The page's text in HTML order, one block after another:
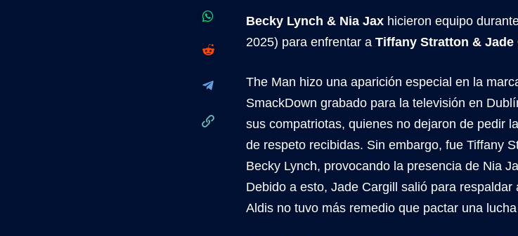
Becky Lynch & Nia Jax hicieron equipo
2025) para enfrentar a Tiffany Stratton & Jade
The Man hizo una aparición especial en la
SmackDown grabado para la televisión en
sus compatriotas, quienes no dejaron de pedir
de respeto recibidas. Sin embargo, fue Tiffany
Becky Lynch, provocando la presencia de Nia
Debido a esto, Jade Cargill salió para
Aldis no tuvo más remedio que pactar una